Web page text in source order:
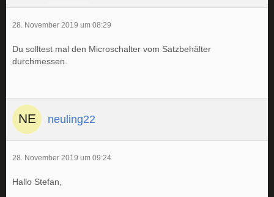
28. November 2019 um 08:29
Du solltest mal den Microschalter vom Satzbehälter
durchmessen.
neuling22
28. November 2019 um 09:24
Hallo Stefan,